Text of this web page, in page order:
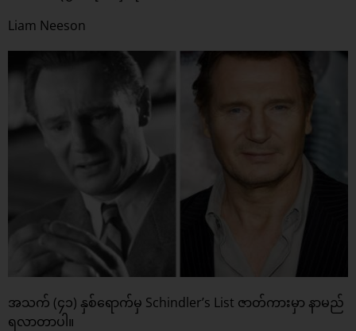
Liam Neeson
အသက် (၄၁) နှစ်ရောက်မှ Schindler’s List ဇာတ်ကားမှာ နာမည်
ရလာတာပါ။